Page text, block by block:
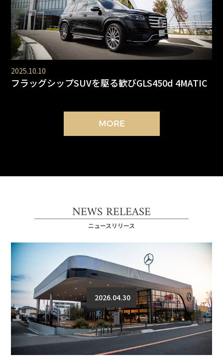
2025.10.10
フラッグシップSUVを駆る歓びGLS450d 4MATIC
MORE
NEWS RELEASE
ニュースリリース
2026.04.30